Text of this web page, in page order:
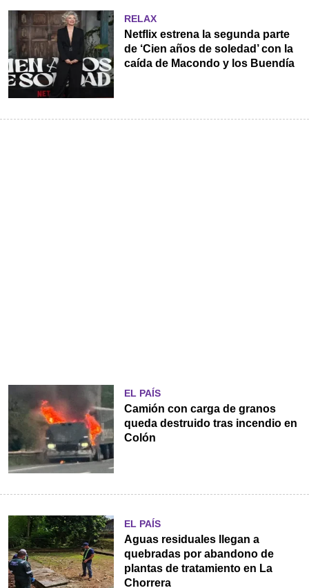
RELAX
Netflix estrena la segunda parte
de ‘Cien años de soledad’ con la
caída de Macondo y los Buendía
EL PAÍS
Camión con carga de granos
queda destruido tras incendio en
Colón
EL PAÍS
Aguas residuales llegan a
quebradas por abandono de
plantas de tratamiento en La
Chorrera